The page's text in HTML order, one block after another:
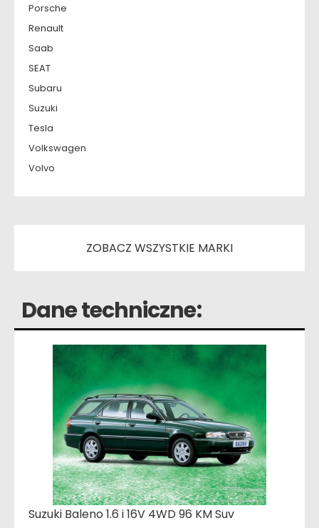
Porsche
Renault
Saab
SEAT
Subaru
Suzuki
Tesla
Volkswagen
Volvo
ZOBACZ WSZYSTKIE MARKI
Dane techniczne:
Suzuki Baleno 1.6 i 16V 4WD 96 KM Suv